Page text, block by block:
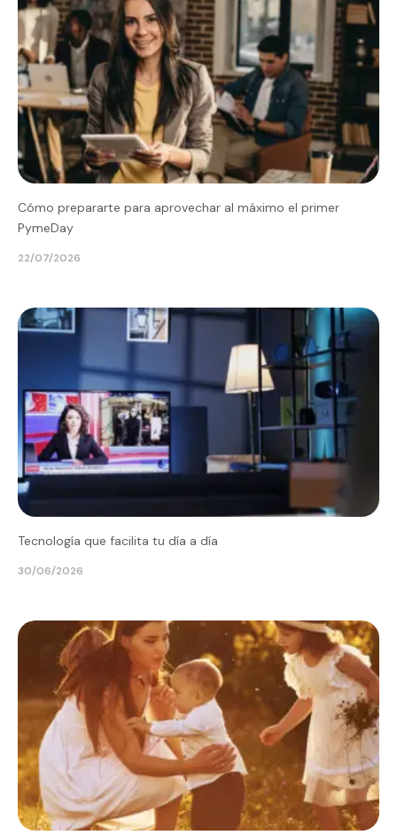
Cómo prepararte para aprovechar al máximo el primer
PymeDay
22/07/2026
Tecnología que facilita tu día a día
30/06/2026